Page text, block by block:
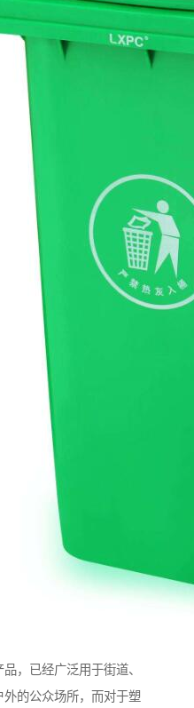
，已经广泛用于街道、
的公众场所，而对于塑